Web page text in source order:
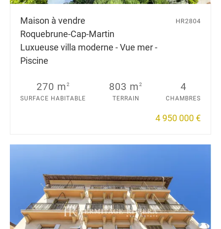
Maison à vendre
Roquebrune-Cap-Martin
Luxueuse villa moderne - Vue mer -
Piscine
HR2804
270 m2
SURFACE HABITABLE
803 m2
TERRAIN
4
CHAMBRES
4 950 000 €